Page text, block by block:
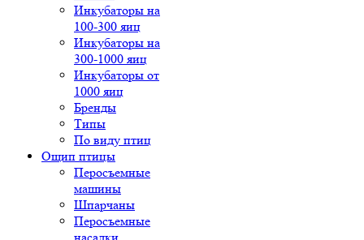
Инкубаторы на
100-300 яиц
Инкубаторы на
300-1000 яиц
Инкубаторы от
1000 яиц
Бренды
Типы
По виду птиц
Ощип птицы
Перосъемные
машины
Шпарчаны
Перосъемные